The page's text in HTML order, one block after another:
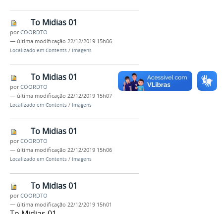
To Midias 01
porCOORDTO
— última modificação 22/12/2019 15h06
Localizado em Contents / Imagens
To Midias 01
porCOORDTO
— última modificação 22/12/2019 15h07
Localizado em Contents / Imagens
To Midias 01
porCOORDTO
— última modificação 22/12/2019 15h06
Localizado em Contents / Imagens
To Midias 01
porCOORDTO
— última modificação 22/12/2019 15h01